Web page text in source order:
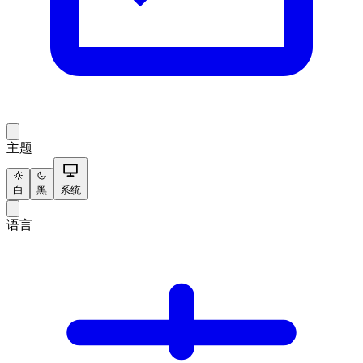
主题
白 黑 系统
语言